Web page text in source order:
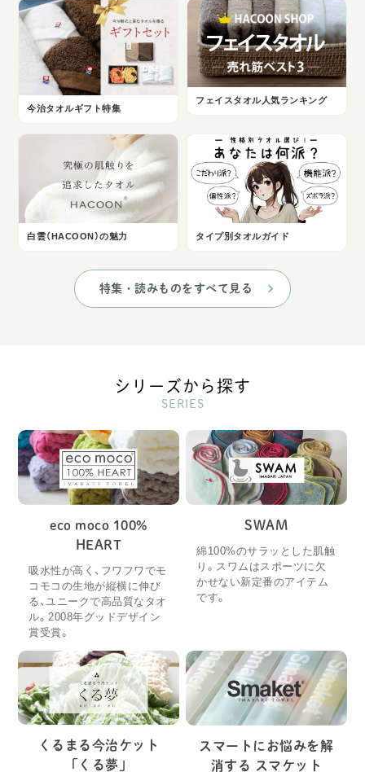
今治タオルギフト特集
フェイスタオル人気ランキング
白雲（HACOON）の魅力 タイプ別タオルガイド
特集・読みものをすべて見る
シリーズから探す
SERIES
eco moco 100%
HEART
吸水性が高く、フワフワでモ
コモコの生地が縦横に伸び
る、ユニークで高品質なタオ
ル。2008年グッドデザイン
賞受賞。
SWAM
綿100%のサラッとした肌触
り。スワムはスポーツに欠
かせない新定番のアイテム
です。
くるまる今治ケット
「くる夢」
スマートにお悩みを解
消する スマケット